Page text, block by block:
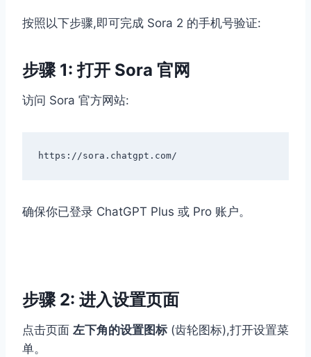
按照以下步骤,即可完成 Sora 2 的手机号验证:
步骤 1: 打开 Sora 官网
访问 Sora 官方网站:
确保你已登录 ChatGPT Plus 或 Pro 账户。
步骤 2: 进入设置页面
点击页面 左下角的设置图标 (齿轮图标),打开设置菜
单。